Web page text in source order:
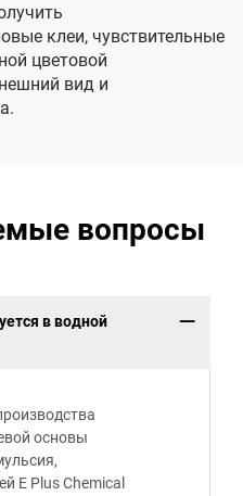
клеи, чувствительные
цветовой
вид и
вопросы
в водной
основы
E Plus Chemical